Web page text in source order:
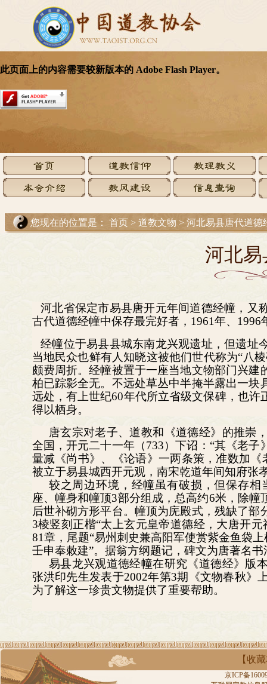
您现在的位置是： 首页 > 道教文物 > 河北易县唐代道德
河北
河北省保定市易县唐开元年间道德经幢，又
古代道德经幢中保存最完好者，1961年、
经幢位于易县县城东南龙兴观遗址，但遗址
当地民众也鲜有人知晓这被他们世代称为“八
颇费周折。经幢被置于一座当地文物部门兴
柏已踪影全无。不远处草丛中半掩半露出一
远处，有上世纪60年代所立省级文保碑，也
得以栖身。
唐玄宗对老子、道教和《道德经》的推崇
全国，开元二十一年（733）下诏：“其《老
量减《尚书》、《论语》一两条策，准数加
被立于易县城西开元观，南宋乾道年间知府张
较之周边环境，经幢虽有破损，但保存
座、幢身和幢顶3部分组成，总高约6米，除
后世补砌方形平台。幢顶为庑殿式，残缺了
3棱竖刻正楷“太上玄元皇帝道德经，大唐开
81章，尾题“易州刺史兼高阳军使赏紫金鱼袋
壬申奉敕建”。据翁方纲题记，碑文为唐著名
易县龙兴观道德经幢在研究《道德经》版
张洪印先生发表于2002年第3期《文物春秋》
为了解这一珍贵文物提供了重要帮助。